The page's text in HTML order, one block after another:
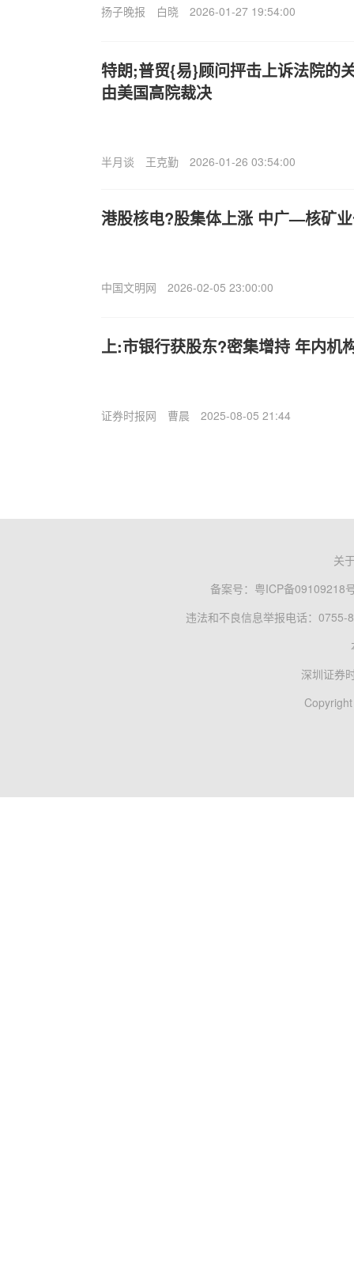
扬子晚报 白晓 2026-01-27 19:54:00
特朗;普贸{易}顾问抨击上诉法院的
由美国高院裁决
半月谈 王克勤 2026-01-26 03:54:00
港股核电?股集体上涨 中广—核矿
中国文明网 2026-02-05 23:00:00
上:市银行获股东?密集增持 年内机
证券时报网 曹晨 2025-08-05 21:44
关
备案号： 粤ICP备09109218
违法和不良信息举报电话：0755-
深圳证券